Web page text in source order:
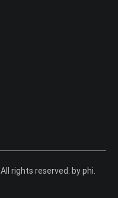
. All rights reserved. by phi.